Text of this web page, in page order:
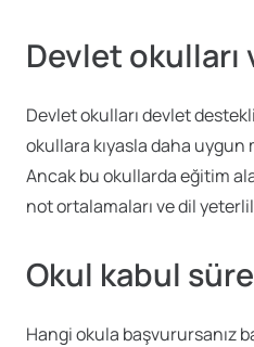
Devlet
Devlet okulları devlet
okullara kıyasla daha
Ancak bu okullarda eğitim
not ortalamaları ve dil
Okul kabul
Hangi okula başvurursanız